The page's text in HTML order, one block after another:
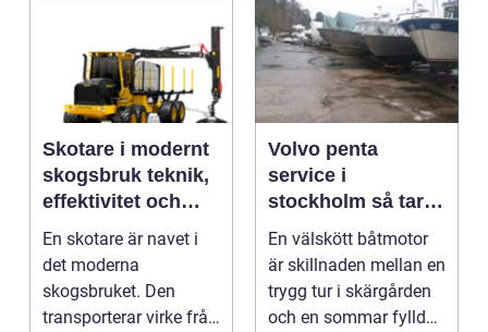
Skotare i modernt
skogsbruk teknik,
effektivitet och
hållbarhet
En skotare är navet i
det moderna
skogsbruket. Den
transporterar virke från
Volvo penta
service i
stockholm så tar
du hand om din
båtmotor på rätt
sätt
En välskött båtmotor
är skillnaden mellan en
trygg tur i skärgården
och en sommar fylld